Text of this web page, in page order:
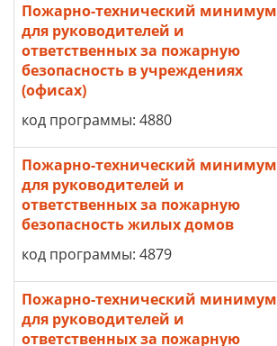
Пожарно-технический минимум
для руководителей и
ответственных за пожарную
безопасность в учреждениях
(офисах)
код программы: 4880
Пожарно-технический минимум
для руководителей и
ответственных за пожарную
безопасность жилых домов
код программы: 4879
Пожарно-технический минимум
для руководителей и
ответственных за пожарную